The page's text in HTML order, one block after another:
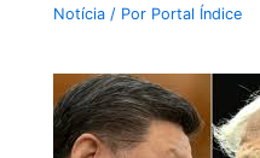
Notícia / Por Portal Índice